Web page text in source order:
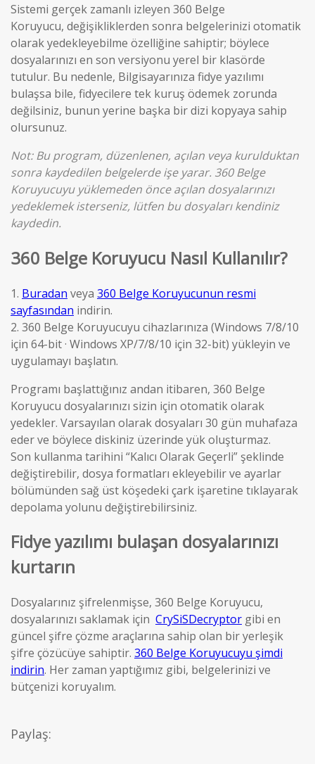
Sistemi gerçek zamanlı izleyen 360 Belge
Koruyucu, değişikliklerden sonra belgelerinizi otomatik
olarak yedekleyebilme özelliğine sahiptir; böylece
dosyalarınızı en son versiyonu yerel bir klasörde
tutulur. Bu nedenle, Bilgisayarınıza fidye yazılımı
bulaşsa bile, fidyecilere tek kuruş ödemek zorunda
değilsiniz, bunun yerine başka bir dizi kopyaya sahip
olursunuz.
Not: Bu program, düzenlenen, açılan veya kurulduktan
sonra kaydedilen belgelerde işe yarar. 360 Belge
Koruyucuyu yüklemeden önce açılan dosyalarınızı
yedeklemek isterseniz, lütfen bu dosyaları kendiniz
kaydedin.
360 Belge Koruyucu Nasıl Kullanılır?
1. Buradan veya 360 Belge Koruyucunun resmi
sayfasından indirin.
2. 360 Belge Koruyucuyu cihazlarınıza (Windows 7/8/10
için 64-bit · Windows XP/7/8/10 için 32-bit) yükleyin ve
uygulamayı başlatın.
Programı başlattığınız andan itibaren, 360 Belge
Koruyucu dosyalarınızı sizin için otomatik olarak
yedekler. Varsayılan olarak dosyaları 30 gün muhafaza
eder ve böylece diskiniz üzerinde yük oluşturmaz.
Son kullanma tarihini “Kalıcı Olarak Geçerli” şeklinde
değiştirebilir, dosya formatları ekleyebilir ve ayarlar
bölümünden sağ üst köşedeki çark işaretine tıklayarak
depolama yolunu değiştirebilirsiniz.
Fidye yazılımı bulaşan dosyalarınızı
kurtarın
Dosyalarınız şifrelenmişse, 360 Belge Koruyucu,
dosyalarınızı saklamak için CrySiSDecryptor gibi en
güncel şifre çözme araçlarına sahip olan bir yerleşik
şifre çözücüye sahiptir. 360 Belge Koruyucuyu şimdi
indirin. Her zaman yaptığımız gibi, belgelerinizi ve
bütçenizi koruyalım.
Paylaş: